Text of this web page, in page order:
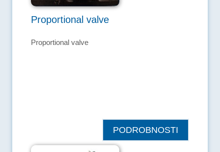
Proportional valve
Proportional valve
PODROBNOSTI